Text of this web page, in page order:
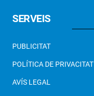
SERVEIS
PUBLICITAT
POLÍTICA DE PRIVACITAT
AVÍS LEGAL